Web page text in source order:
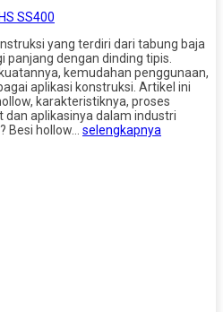
SS400
yang terdiri dari tabung baja
panjang dengan dinding tipis.
kemudahan penggunaan,
aplikasi konstruksi. Artikel ini
karakteristiknya, proses
aplikasinya dalam industri
Besi hollow… selengkapnya